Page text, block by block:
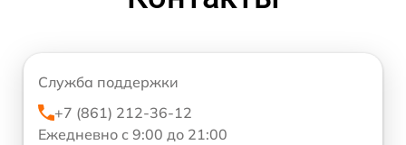
Служба поддержки
+7 (861) 212-36-12
Ежедневно с 9:00 до 21:00